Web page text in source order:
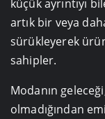
küçük ayrıntıyı
artık bir veya
sürükleyerek
sahipler.
Modanın
olmadığından